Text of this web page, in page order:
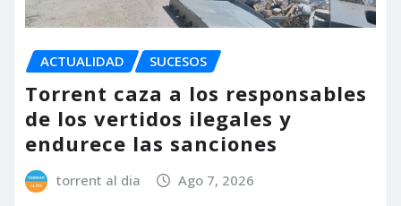
ACTUALIDAD SUCESOS
Torrent caza a los responsables
de los vertidos ilegales y
endurece las sanciones
torrent al dia Ago 7, 2026